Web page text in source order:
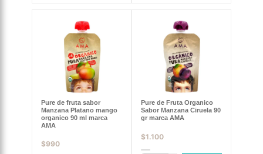
Pure de fruta sabor
Manzana Platano mango
organico 90 ml marca
AMA
$990
Pure de Fruta Organico
Sabor Manzana Ciruela 90
gr marca AMA
$1.100